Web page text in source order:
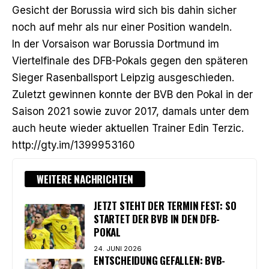
Gesicht der Borussia wird sich bis dahin sicher
noch auf mehr als nur einer Position wandeln.
In der Vorsaison war Borussia Dortmund im
Viertelfinale des DFB-Pokals gegen den späteren
Sieger Rasenballsport Leipzig ausgeschieden.
Zuletzt gewinnen konnte der BVB den Pokal in der
Saison 2021 sowie zuvor 2017, damals unter dem
auch heute wieder aktuellen Trainer Edin Terzic.
http://gty.im/1399953160
WEITERE NACHRICHTEN
JETZT STEHT DER TERMIN FEST: SO
STARTET DER BVB IN DEN DFB-
POKAL
24. JUNI 2026
ENTSCHEIDUNG GEFALLEN: BVB-